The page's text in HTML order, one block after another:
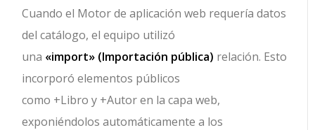
Cuando el Motor de aplicación web requería datos
del catálogo, el equipo utilizó
una «import» (Importación pública) relación. Esto
incorporó elementos públicos
como +Libro y +Autoren la capa web,
exponiéndolos automáticamente a los